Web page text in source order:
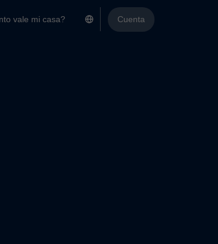
vale mi casa? Cuenta